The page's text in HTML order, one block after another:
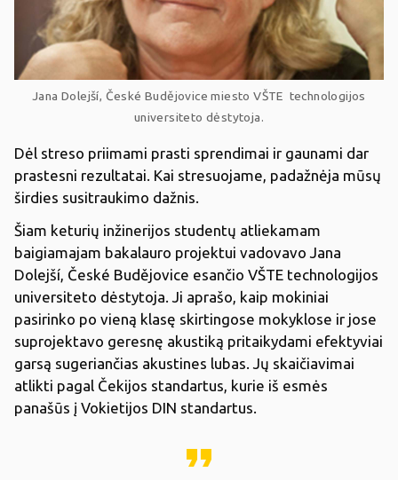
Jana Dolejší, České Budějovice miesto VŠTE technologijos
universiteto dėstytoja.
Dėl streso priimami prasti sprendimai ir gaunami dar
prastesni rezultatai. Kai stresuojame, padažnėja mūsų
širdies susitraukimo dažnis.
Šiam keturių inžinerijos studentų atliekamam
baigiamajam bakalauro projektui vadovavo Jana
Dolejší, České Budějovice esančio VŠTE technologijos
universiteto dėstytoja. Ji aprašo, kaip mokiniai
pasirinko po vieną klasę skirtingose mokyklose ir jose
suprojektavo geresnę akustiką pritaikydami efektyviai
garsą sugeriančias akustines lubas. Jų skaičiavimai
atlikti pagal Čekijos standartus, kurie iš esmės
panašūs į Vokietijos DIN standartus.
format_quote